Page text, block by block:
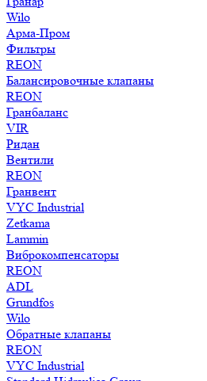
Wilo
Арма-Пром
Фильтры
REON
Балансировочные клапаны
REON
Гранбаланс
VIR
Ридан
Вентили
REON
Гранвент
VYC Industrial
Zetkama
Lammin
Виброкомпенсаторы
REON
ADL
Grundfos
Wilo
Обратные клапаны
REON
VYC Industrial